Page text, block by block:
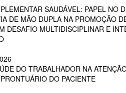
SAUDÁVEL: PAPEL NO
DE MÃO DUPLA NA PROMOÇÃO
DESAFIO MULTIDISCIPLINAR E
DO TRABALHADOR NA
DO PACIENTE